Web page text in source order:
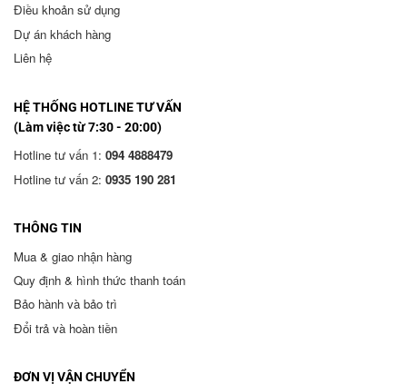
Điều khoản sử dụng
Dự án khách hàng
Liên hệ
HỆ THỐNG HOTLINE TƯ VẤN
(Làm việc từ 7:30 - 20:00)
Hotline tư vấn 1: 094 4888479
Hotline tư vấn 2: 0935 190 281
THÔNG TIN
Mua & giao nhận hàng
Quy định & hình thức thanh toán
Bảo hành và bảo trì
Đổi trả và hoàn tiền
ĐƠN VỊ VẬN CHUYỂN